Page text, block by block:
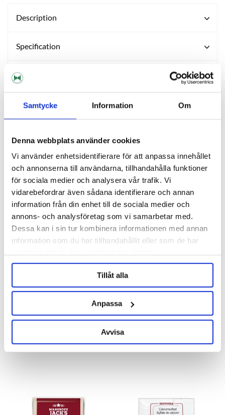
Samtycke Information Om
Denna webbplats använder cookies
Vi använder enhetsidentifierare för att anpassa innehållet
och annonserna till användarna, tillhandahålla funktioner
för sociala medier och analysera vår trafik. Vi
vidarebefordrar även sådana identifierare och annan
information från din enhet till de sociala medier och
annons- och analysföretag som vi samarbetar med.
Dessa kan i sin tur kombinera informationen med annan
information som du har tillhandahållit eller som de har
Tillåt alla
Anpassa
Avvisa
Description
Specification
Reviews
Ask about product
Viking Wheat Malt
Mangrove Jack's
Belgian Ale M41 Mangrove
Jacks